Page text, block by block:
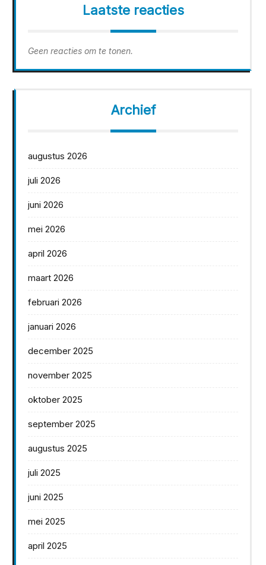
Laatste reacties
Geen reacties om te tonen.
Archief
augustus 2026
juli 2026
juni 2026
mei 2026
april 2026
maart 2026
februari 2026
januari 2026
december 2025
november 2025
oktober 2025
september 2025
augustus 2025
juli 2025
juni 2025
mei 2025
april 2025